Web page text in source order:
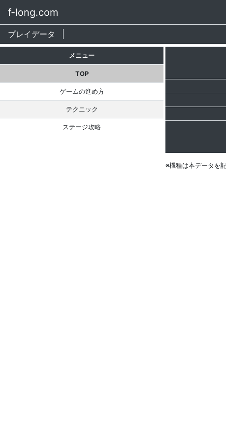
f-long.com
プレイデータ
メニュー
TOP
ゲームの進め方
テクニック
ステージ攻略
※機種は本データを